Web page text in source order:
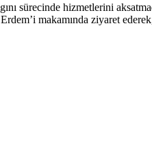
sürecinde hizmetlerini
makamında ziyaret